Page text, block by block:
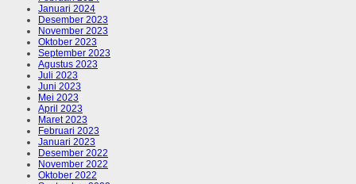
Januari 2024
Desember 2023
November 2023
Oktober 2023
September 2023
Agustus 2023
Juli 2023
Juni 2023
Mei 2023
April 2023
Maret 2023
Februari 2023
Januari 2023
Desember 2022
November 2022
Oktober 2022